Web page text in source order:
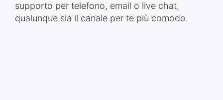
supporto per telefono, email o live chat,
qualunque sia il canale per te più comodo.